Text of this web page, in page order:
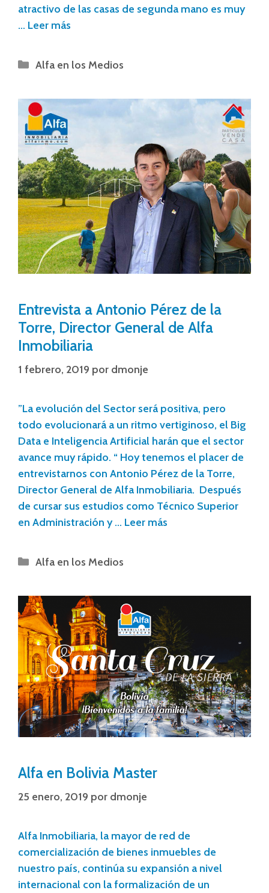
atractivo de las casas de segunda mano es muy
… Leer más
Alfa en los Medios
Entrevista a Antonio Pérez de la
Torre, Director General de Alfa
Inmobiliaria
1 febrero, 2019 por dmonje
”La evolución del Sector será positiva, pero
todo evolucionará a un ritmo vertiginoso, el Big
Data e Inteligencia Artificial harán que el sector
avance muy rápido. “ Hoy tenemos el placer de
entrevistarnos con Antonio Pérez de la Torre,
Director General de Alfa Inmobiliaria. Después
de cursar sus estudios como Técnico Superior
en Administración y … Leer más
Alfa en los Medios
Alfa en Bolivia Master
25 enero, 2019 por dmonje
Alfa Inmobiliaria, la mayor de red de
comercialización de bienes inmuebles de
nuestro país, continúa su expansión a nivel
internacional con la formalización de un